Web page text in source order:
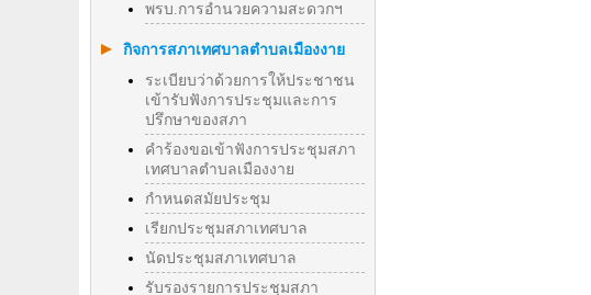
พรบ.การอำนวยความสะดวกฯ
กิจการสภาเทศบาลตำบลเมืองงาย
ระเบียบว่าด้วยการให้ประชาชน
เข้ารับฟังการประชุมและการ
ปรึกษาของสภา
คำร้องขอเข้าฟังการประชุมสภา
เทศบาลตำบลเมืองงาย
กำหนดสมัยประชุม
เรียกประชุมสภาเทศบาล
นัดประชุมสภาเทศบาล
รับรองรายการประชุมสภา